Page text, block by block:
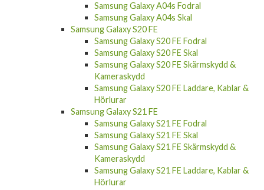
Samsung Galaxy A04s Fodral
Samsung Galaxy A04s Skal
Samsung Galaxy S20 FE
Samsung Galaxy S20 FE Fodral
Samsung Galaxy S20 FE Skal
Samsung Galaxy S20 FE Skärmskydd &
Kameraskydd
Samsung Galaxy S20 FE Laddare, Kablar &
Hörlurar
Samsung Galaxy S21 FE
Samsung Galaxy S21 FE Fodral
Samsung Galaxy S21 FE Skal
Samsung Galaxy S21 FE Skärmskydd &
Kameraskydd
Samsung Galaxy S21 FE Laddare, Kablar &
Hörlurar